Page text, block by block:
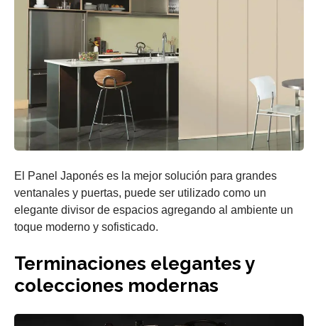
El Panel Japonés es la mejor solución para grandes
ventanales y puertas, puede ser utilizado como un
elegante divisor de espacios agregando al ambiente un
toque moderno y sofisticado.
Terminaciones elegantes y
colecciones modernas